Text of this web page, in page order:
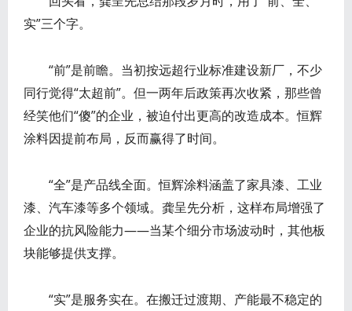
实”三个字。
“前”是前瞻。当初按远超行业标准建设新厂，不少
同行觉得“太超前”。但一两年后政策再次收紧，那些曾
经笑他们“傻”的企业，被迫付出更高的改造成本。恒辉
涂料因提前布局，反而赢得了时间。
“全”是产品线全面。恒辉涂料涵盖了家具漆、工业
漆、汽车漆等多个领域。龚呈先分析，这样布局增强了
企业的抗风险能力——当某个细分市场波动时，其他板
块能够提供支撑。
“实”是服务实在。在搬迁过渡期、产能最不稳定的